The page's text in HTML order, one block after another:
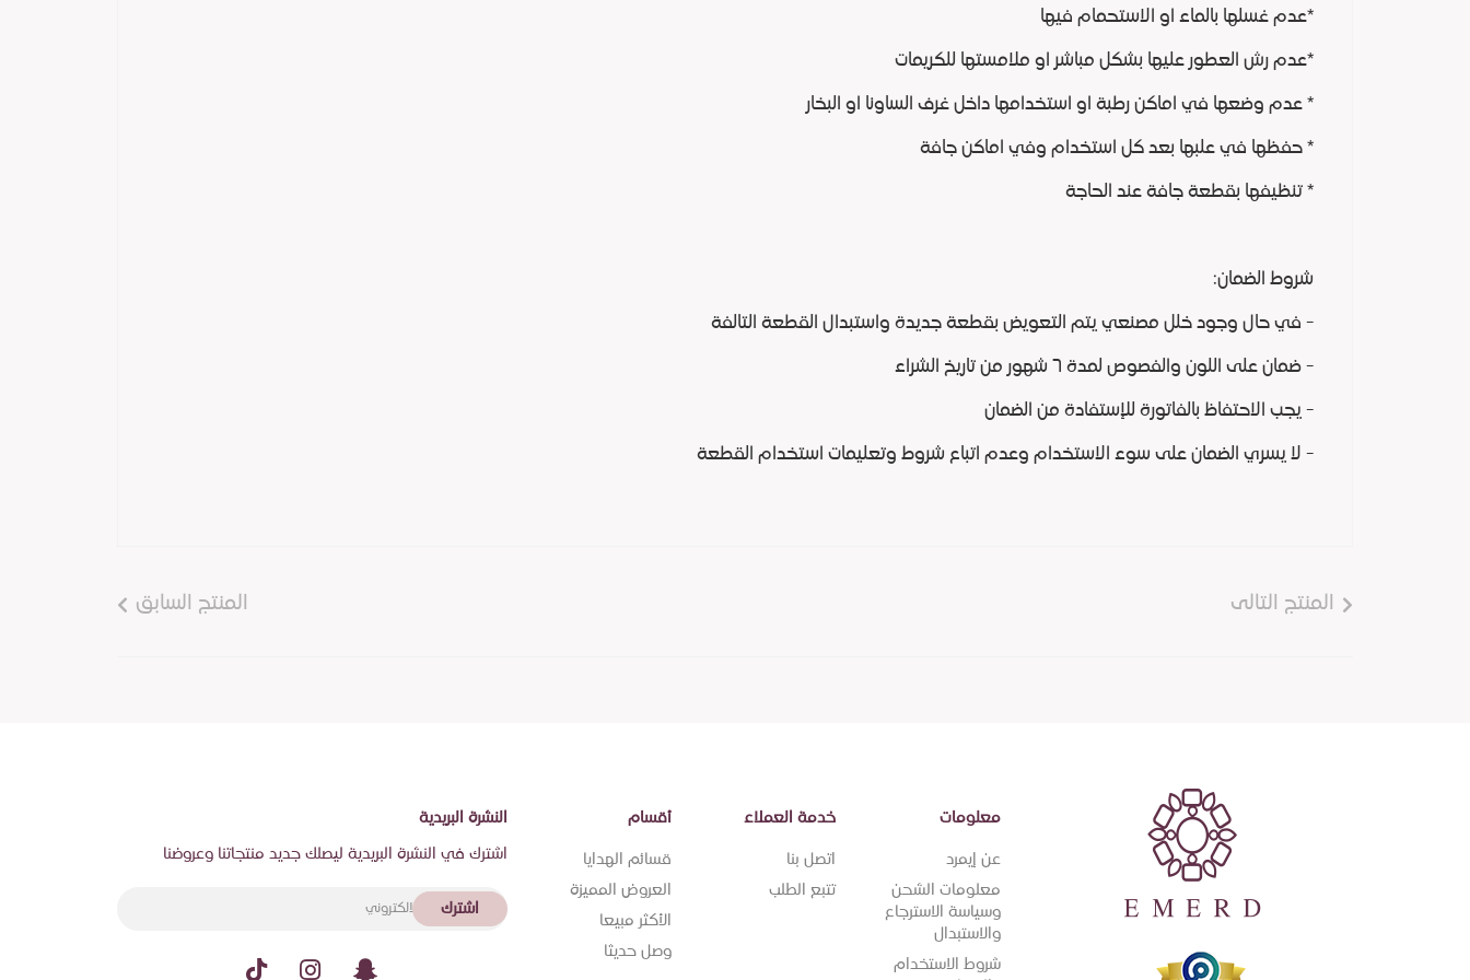
*عدم غسلها بالماء او الاستحمام فيها
*عدم رش العطور عليها بشكل مباشر او ملامستها للكريمات
* عدم وضعها في اماكن رطبة او استخدامها داخل غرف الساونا او البخار
* حفظها في علبها بعد كل استخدام وفي اماكن جافة
* تنظيفها بقطعة جافة عند الحاجة
شروط الضمان:
- في حال وجود خلل مصنعي يتم التعويض بقطعة جديدة واستبدال القطعة التالفة
- ضمان على اللون والفصوص لمدة ٦ شهور من تاريخ الشراء
- يجب الاحتفاظ بالفاتورة للإستفادة من الضمان
- لا يسري الضمان على سوء الاستخدام وعدم اتباع شروط وتعليمات استخدام القطعة
المنتج التالى المنتج السابق
معلومات
عن إيمرد
معلومات الشحن
وسياسة الاسترجاع
والاستبدال
شروط الاستخدام
خدمة العملاء
اتصل بنا
تتبع الطلب
أقسام
قسائم الهدايا
العروض المميزة
الأكثر مبيعا
وصل حديثا
النشرة البريدية
اشترك في النشرة البريدية ليصلك جديد منتجاتنا وعروضنا
اشترك